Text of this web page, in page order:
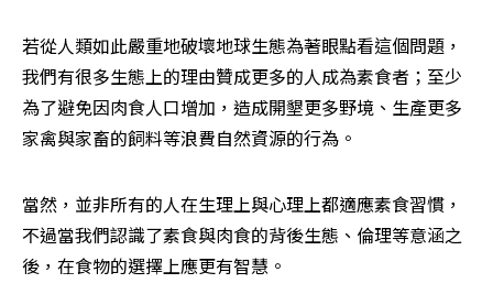
若從人類如此嚴重地破壞地球生態為著眼點看這個問題，
我們有很多生態上的理由贊成更多的人成為素食者；至少
為了避免因肉食人口增加，造成開墾更多野境、生產更多
家禽與家畜的飼料等浪費自然資源的行為。
當然，並非所有的人在生理上與心理上都適應素食習慣，
不過當我們認識了素食與肉食的背後生態、倫理等意涵之
後，在食物的選擇上應更有智慧。